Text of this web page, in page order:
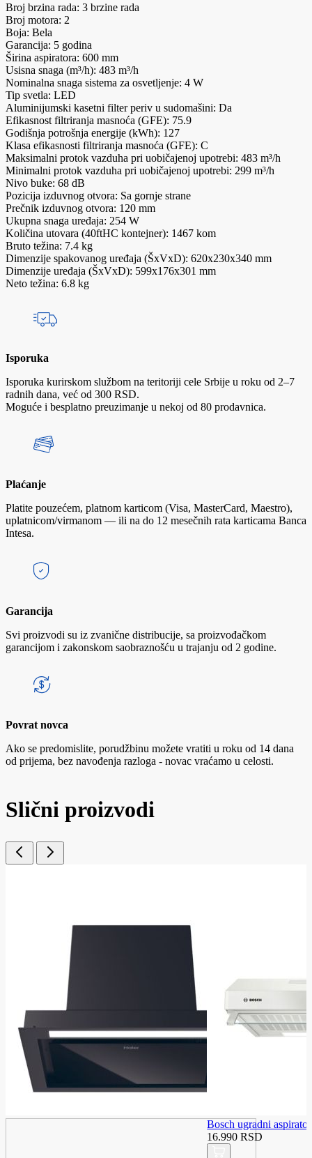
Broj brzina rada: 3 brzine rada
Broj motora: 2
Boja: Bela
Garancija: 5 godina
Širina aspiratora: 600 mm
Usisna snaga (m³/h): 483 m³/h
Nominalna snaga sistema za osvetljenje: 4 W
Tip svetla: LED
Aluminijumski kasetni filter periv u sudomašini: Da
Efikasnost filtriranja masnoća (GFE): 75.9
Godišnja potrošnja energije (kWh): 127
Klasa efikasnosti filtriranja masnoća (GFE): C
Maksimalni protok vazduha pri uobičajenoj upotrebi: 483 m³/h
Minimalni protok vazduha pri uobičajenoj upotrebi: 299 m³/h
Nivo buke: 68 dB
Pozicija izduvnog otvora: Sa gornje strane
Prečnik izduvnog otvora: 120 mm
Ukupna snaga uređaja: 254 W
Količina utovara (40ftHC kontejner): 1467 kom
Bruto težina: 7.4 kg
Dimenzije spakovanog uređaja (ŠxVxD): 620x230x340 mm
Dimenzije uređaja (ŠxVxD): 599x176x301 mm
Neto težina: 6.8 kg
Isporuka
Isporuka kurirskom službom na teritoriji cele Srbije u roku od 2–7
radnih dana, već od 300 RSD.
Moguće i besplatno preuzimanje u nekoj od 80 prodavnica.
Plaćanje
Platite pouzećem, platnom karticom (Visa, MasterCard, Maestro),
uplatnicom/virmanom — ili na do 12 mesečnih rata karticama Banca
Intesa.
Garancija
Svi proizvodi su iz zvanične distribucije, sa proizvođačkom
garancijom i zakonskom saobraznošću u trajanju od 2 godine.
Povrat novca
Ako se predomislite, porudžbinu možete vratiti u roku od 14 dana
od prijema, bez navođenja razloga - novac vraćamo u celosti.
Slični proizvodi
Bosch ugradni
16.990 RSD